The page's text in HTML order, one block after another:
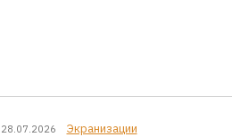
28.07.2026 Экранизации